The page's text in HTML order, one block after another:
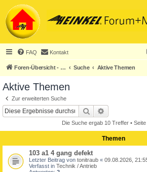
FAQ Kontakt
Foren-Übersicht - ACHTUNG! Neuregistrierung nur noch für Heinkel-Club-Mitglieder! Suche Aktive Themen
Aktive Themen
Zur erweiterten Suche
Suche
Die Suche ergab 10 Treffer • Seite
Themen
103 a1 4 gang defekt
Letzter Beitrag von tonitraub « 09.08.2026,
Verfasst in Technik / Antrieb